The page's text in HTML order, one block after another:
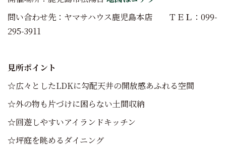
問い合わせ先：ヤマサハウス鹿児島本店 ＴＥＬ：099-
295-3911
見所ポイント
☆広々としたLDKに勾配天井の開放感あふれる空間
☆外の物も片づけに困らない土間収納
☆回遊しやすいアイランドキッチン
☆坪庭を眺めるダイニング